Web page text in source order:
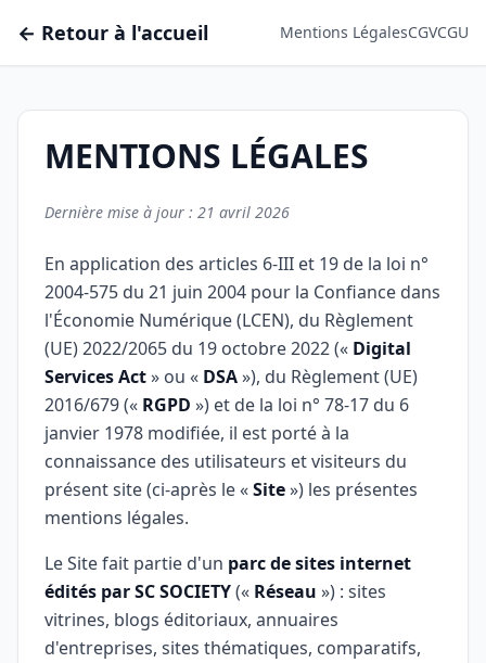
← Retour à l'accueil Mentions LégalesCGVCGU
MENTIONS LÉGALES
Dernière mise à jour : 21 avril 2026
En application des articles 6-III et 19 de la loi n°
2004-575 du 21 juin 2004 pour la Confiance dans
l'Économie Numérique (LCEN), du Règlement
(UE) 2022/2065 du 19 octobre 2022 (« Digital
Services Act» ou « DSA»), du Règlement (UE)
2016/679 (« RGPD ») et de la loi n° 78-17 du 6
janvier 1978 modifiée, il est porté à la
connaissance des utilisateurs et visiteurs du
présent site (ci-après le «Site») les présentes
mentions légales.
Le Site fait partie d'un parc de sites internet
édités par SC SOCIETY(« Réseau ») : sites
vitrines, blogs éditoriaux, annuaires
d'entreprises, sites thématiques, comparatifs,